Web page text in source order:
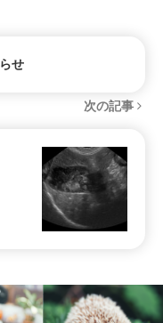
せ
次の記事